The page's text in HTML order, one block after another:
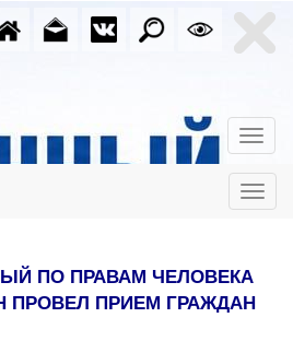
ПО ПРАВАМ ЧЕЛОВЕКА
ПРОВЕЛ ПРИЕМ ГРАЖДАН